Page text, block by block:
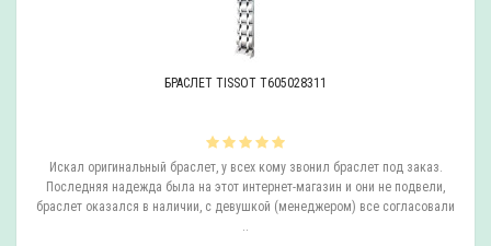
БРАСЛЕТ TISSOT T605028311
Искал оригинальный браслет, у всех кому звонил браслет под заказ.
Последняя надежда была на этот интернет-магазин и они не подвели,
браслет оказался в наличии, с девушкой (менеджером) все согласовали
..